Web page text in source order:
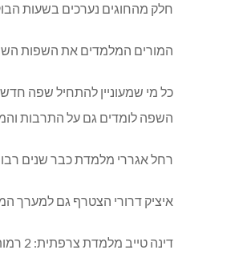
חלק מהחוגים נערכים בשעות
המורים המלמדים את השפות
כל מי שמעוניין להתחיל שפה
השפה לומדים גם על התרבות
רחל אגררי מלמדת כבר שנים רבות
איציק דרורי הצטרף גם למערך
דינה טייב מלמדת צרפתית: 2 רמות. היא מביאה את תרבות צרפת למועדון. השיחות –בצרפתית והשיעורים מלווים בשאנסונים צרפתיים.